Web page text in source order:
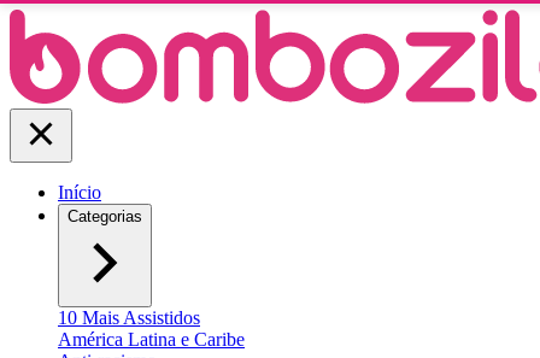
Início
Categorias
10 Mais Assistidos
América Latina e Caribe